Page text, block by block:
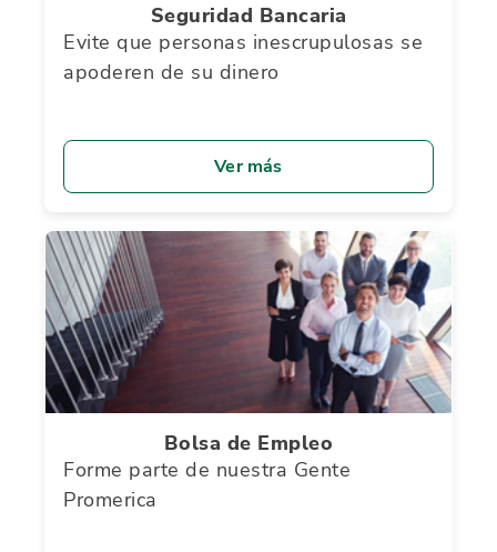
Seguridad Bancaria
Evite que personas inescrupulosas se
apoderen de su dinero
Ver más
Bolsa de Empleo
Forme parte de nuestra Gente
Promerica